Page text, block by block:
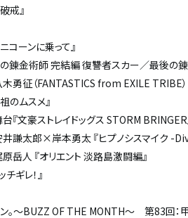
戒』
コーンに乗って』
錬金術師 完結編 復讐者スカー／最後の錬
勇征（FANTASTICS from EXILE TRIBE
のムスメ』
文豪ストレイドッグス STORM BRINGER
謙太郎×岸本勇太 『ヒプノシスマイク -
岳人 『オリエント 淡路島激闘編』
ギレ！』
。～BUZZ OF THE MONTH～ 第83回：